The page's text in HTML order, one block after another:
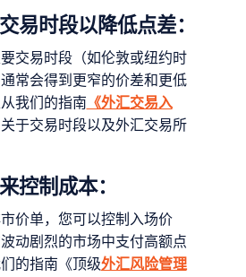
易时段以降低点差：
交易时段（如伦敦或纽约时
常会得到更窄的价差和更低
我们的指南 《外汇交易入
于交易时段以及外汇交易所
控制成本：
价单，您可以控制入场价
动剧烈的市场中支付高额点
的指南《顶级外汇风险管理